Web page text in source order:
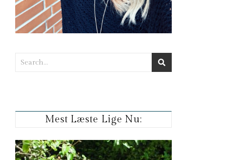
Mest Læste Lige Nu: